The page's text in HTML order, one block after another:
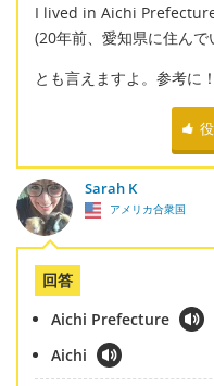
I lived in Aichi
(20年前、愛知県に住んで
とも言えますよ。参考に！
Sarah K
アメリカ合衆国
回答
Aichi Prefecture
Aichi